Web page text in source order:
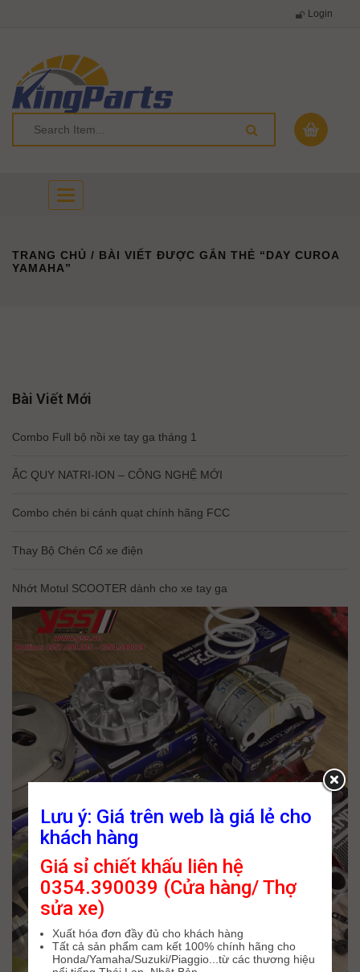
Login
Toggle
navigation
TRANG CHỦ / BÀI VIẾT ĐƯỢC GẮN THẺ “DAY CUROA
YAMAHA”
Bài Viết Mới
Combo Full bộ nồi xe tay ga tháng 1
ẮC QUY NATRI-ION – CÔNG NGHỆ MỚI
Combo chén bi cánh quạt chính hãng FCC
Thay Bộ Chén Cổ xe điện
Nhớt Motul SCOOTER dành cho xe tay ga
Lưu ý: Giá trên web là giá lẻ cho
khách hàng
Giá sỉ chiết khấu liên hệ
0354.390039 (Cửa hàng/ Thợ
sửa xe)
Xuất hóa đơn đầy đủ cho khách hàng
Tất cả sản phẩm cam kết 100% chính hãng cho
Honda/Yamaha/Suzuki/Piaggio...từ các thương hiệu